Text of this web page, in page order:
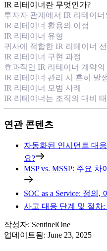
IR 리테이너란 무엇인가?
투자자 관계에서 IR 리테이너
IR 리테이너 활용의 이점
IR 리테이너 유형
귀사에 적합한 IR 리테이너
IR 리테이너 구현 과정
효과적인 IR 리테이너 계약
IR 리테이너 관리 시 흔히 발
IR 리테이너 모범 사례
IR 리테이너는 조직의 대비
연관 콘텐츠
자동화된 인시던트 대
요?
MSP vs. MSSP: 주요
SOC as a Service: 정의,
사고 대응 단계 및 절차
작성자: SentinelOne
업데이트됨: June 23, 2025